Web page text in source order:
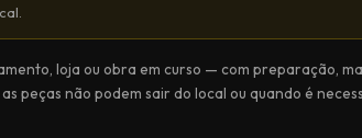
loja ou obra em curso — com preparação,
peças não podem sair do local ou quando é